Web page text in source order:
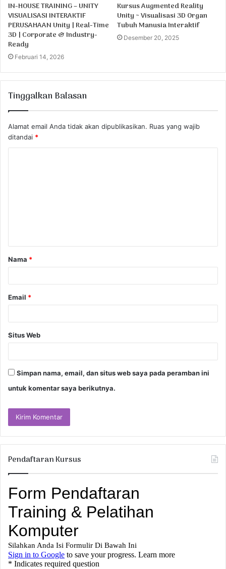
IN-HOUSE TRAINING – UNITY
VISUALISASI INTERAKTIF
PERUSAHAAN Unity | Real-Time
3D | Corporate & Industry-
Ready
Februari 14, 2026
Kursus Augmented Reality
Unity ~ Visualisasi 3D Organ
Tubuh Manusia Interaktif
Desember 20, 2025
Tinggalkan Balasan
Alamat email Anda tidak akan dipublikasikan. Ruas yang wajib
ditandai *
a
r
Nama *
Email *
Situs Web
Simpan nama, email, dan situs web saya pada peramban ini
untuk komentar saya berikutnya.
Pendaftaran Kursus